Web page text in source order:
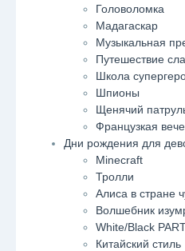
Головоломка
Мадагаскар
Музыкальная
Путешествие
Школа
Шпионы
Щенячий
Французкая
Дни рождения для
Minecraft
Тролли
Алиса в стране
Волшебник
White/Black
Китайский стиль